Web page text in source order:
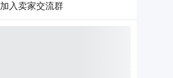
加入卖家交流群